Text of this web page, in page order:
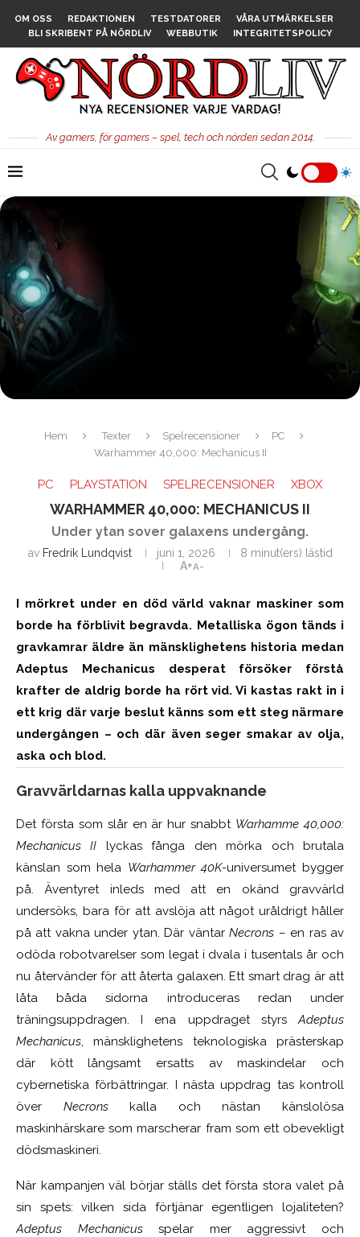
OM OSS REDAKTIONEN TESTDATORER
VÅRA UTMÄRKELSER
BLI SKRIBENT PÅ NÖRDLIV
WEBBUTIK INTEGRITETSPOLICY
Av gamers, för gamers – spel, tech och nörderi sedan 2014.
Hem Texter Spelrecensioner
PC
Warhammer 40,000: Mechanicus II
PC PLAYSTATION SPELRECENSIONER XBOX
WARHAMMER 40,000: MECHANICUS II
Under ytan sover galaxens undergång.
av Fredrik Lundqvist juni 1, 2026
8 minut(ers) lästid
A+A-
I mörkret under en död värld vaknar maskiner som
borde ha förblivit begravda. Metalliska ögon tänds i
gravkamrar äldre än mänsklighetens historia medan
Adeptus Mechanicus desperat försöker förstå
krafter de aldrig borde ha rört vid. Vi kastas rakt in i
ett krig där varje beslut känns som ett steg närmare
undergången – och där även seger smakar av olja,
aska och blod.
Gravvärldarnas kalla uppvaknande
Det första som slår en är hur snabbt Warhamme 40,000:
Mechanicus II lyckas fånga den mörka och brutala
känslan som hela Warhammer 40K-universumet bygger
på. Äventyret inleds med att en okänd gravvärld
undersöks, bara för att avslöja att något uråldrigt håller
på att vakna under ytan. Där väntarNecrons – en ras av
odöda robotvarelser som legat i dvala i tusentals år och
nu återvänder för att återta galaxen. Ett smart drag är att
låta båda sidorna introduceras redan under
träningsuppdragen. I ena uppdraget styrsAdeptus
Mechanicus, mänsklighetens teknologiska prästerskap
där kött långsamt ersatts av maskindelar och
cybernetiska förbättringar. I nästa uppdrag tas kontroll
över Necronskalla och nästan känslolösa
maskinhärskare som marscherar fram som ett obevekligt
dödsmaskineri.
När kampanjen väl börjar ställs det första stora valet på
sin spets: vilken sida förtjänar egentligen lojaliteten?
Adeptus Mechanicusspelar mer aggressivt och